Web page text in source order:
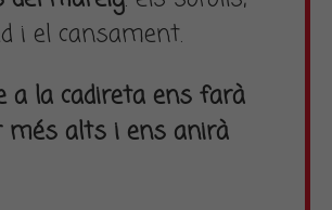
i el cansament.
a la cadireta ens farà
més alts i ens anirà